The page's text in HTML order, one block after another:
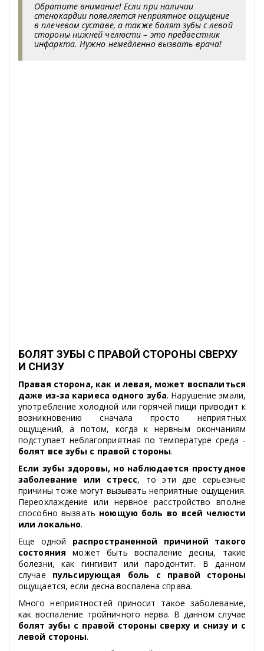
Обратите внимание! Если при наличии
стенокардии появляется неприятное ощущение
в плечевом суставе, а также болят зубы с левой
стороны нижней челюсти – это предвестник
инфаркта. Нужно немедленно вызвать врача!
БОЛЯТ ЗУБЫ С ПРАВОЙ СТОРОНЫ СВЕРХУ
И СНИЗУ
Правая сторона, как и левая, может воспалиться
даже из-за кариеса одного зуба. Нарушение эмали,
употребление холодной или горячей пищи приводит к
возникновению сначала просто неприятных
ощущений, а потом, когда к нервным окончаниям
подступает неблагоприятная по температуре среда -
болят все зубы с правой стороны.
Если зубы здоровы, но наблюдается простудное
заболевание или стресс, то эти две серьезные
причины тоже могут вызывать неприятные ощущения.
Переохлаждение или нервное расстройство вполне
способно вызвать ноющую боль во всей челюсти
или локально.
Еще одной распространенной причиной такого
состояния может быть воспаление десны, такие
болезни, как гингивит или пародонтит. В данном
случае пульсирующая боль с правой стороны
ощущается, если десна воспалена справа.
Много неприятностей приносит такое заболевание,
как воспаление тройничного нерва. В данном случае
болят зубы с правой стороны сверху и снизу и с
левой стороны.